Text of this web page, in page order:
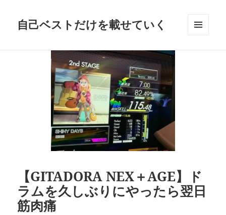
自己ベストだけを載せていく
【GITADORA NEX＋AGE】ド
ラムを久しぶりにやったら翌日
筋肉痛